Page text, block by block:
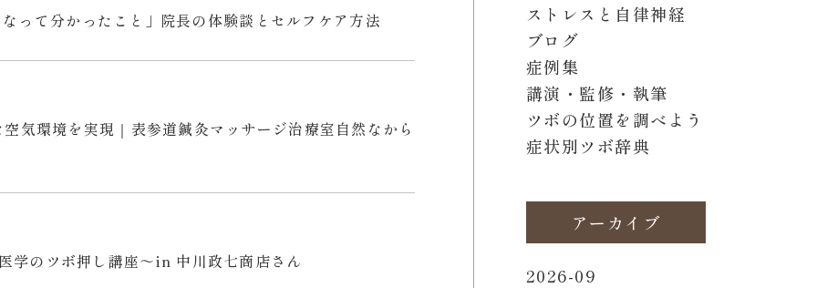
って分かったこと」院長の体験談とセルフケア方法
気環境を実現｜表参道鍼灸マッサージ治療室自然なから
学のツボ押し講座～in 中川政七商店さん
ストレスと自律神経
ブログ
症例集
講演・監修・執筆
ツボの位置を調べよう
症状別ツボ辞典
アーカイブ
2026-09